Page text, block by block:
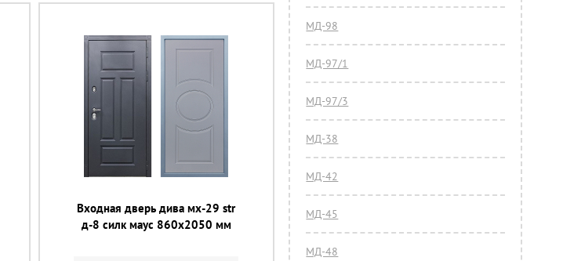
Входная дверь дива мх-29 str
д-8 силк маус 860х2050 мм
МД-98
МД-97/1
МД-97/3
МД-38
МД-42
МД-45
МД-48